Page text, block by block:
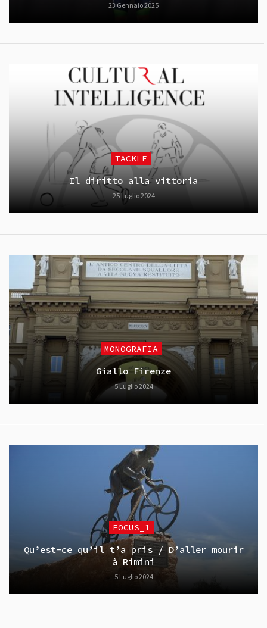
23 Gennaio 2025
TACKLE
Il diritto alla vittoria
25 Luglio 2024
MONOGRAFIA
Giallo Firenze
5 Luglio 2024
FOCUS_1
Qu’est-ce qu’il t’a pris / D’aller mourir
à Rimini
5 Luglio 2024